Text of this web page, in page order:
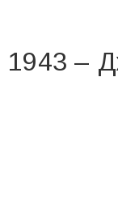
1943 –